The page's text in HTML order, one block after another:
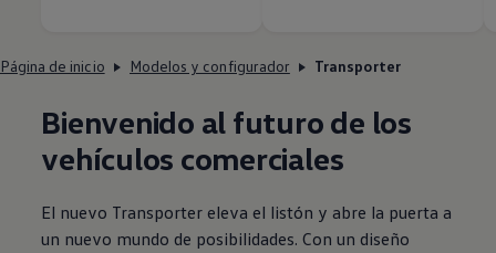
Página de inicio Modelos y configurador Transporter
Bienvenido al futuro de los
vehículos comerciales
El nuevo Transporter eleva el listón y abre la puerta a
un nuevo mundo de posibilidades. Con un diseño